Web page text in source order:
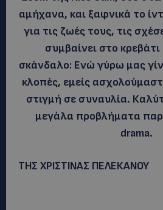
αμήχανα, και ξαφνικά το
για τις ζωές τους, τις
συμβαίνει στο κρεβάτι
σκάνδαλο: Ενώ γύρω μας
κλοπές, εμείς
στιγμή σε συναυλία.
μεγάλα προβλήματα
drama.
ΤΗΣ ΧΡΙΣΤΙΝΑΣ ΠΕΛΕΚΑΝΟΥ